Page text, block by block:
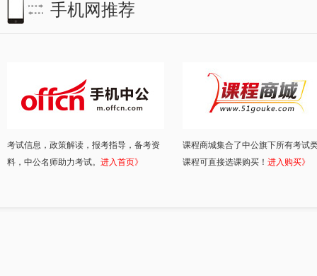
手机网推荐
考试信息，政策解读，报考指导，备考资
料，中公名师助力考试。 进入首页》
课程商城集合了中公旗下所有考试
课程可直接选课购买！ 进入购买》